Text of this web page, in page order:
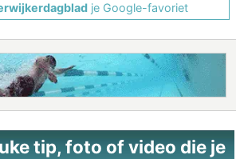
je Google-favoriet
tip, foto of video die je